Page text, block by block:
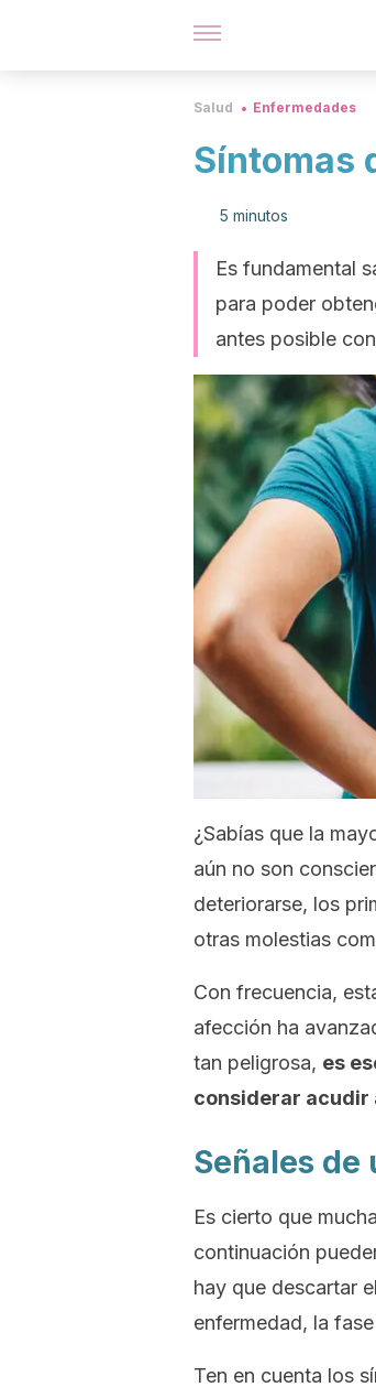
Salud Enfermedades
Síntomas
5 minutos
Es fundamental
para poder
antes posible
¿Sabías que la
aún no son
deteriorarse, los
otras molestias
Con frecuencia,
afección ha
tan peligrosa, es
considerar acudir
Señales de
Es cierto que
continuación
hay que descartar
enfermedad, la
Ten en cuenta los